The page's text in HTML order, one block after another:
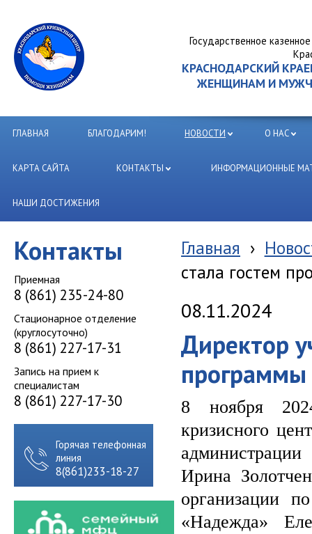
Государственное
КРАСНОДАРСКИЙ
ЖЕНЩИНАМ И
ГЛАВНАЯ БЛАГОДАРИМ! НОВОСТИ О НАС
КАРТА САЙТА КОНТАКТЫ ИНФОРМАЦИОННЫЕ
НАШИ ДОСТИЖЕНИЯ
Контакты
Приемная
8 (861) 235-24-80
Стационарное отделение
(круглосуточно)
8 (861) 227-17-31
Запись на прием к
специалистам
8 (861) 227-17-30
Горячая телефонная
линия
8(861)233-18-27
Главная ›
стала гостем
08.11.2024
Директор
программы
8 ноября
кризисного
Ирина
организации
«Надежда»